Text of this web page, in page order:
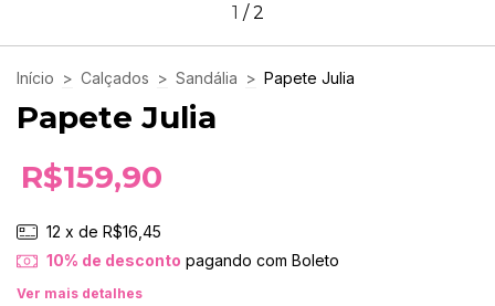
1 /2
Início > Calçados > Sandália > Papete Julia
Papete Julia
R$159,90
12 x de R$16,45
10% de desconto pagando com Boleto
Ver mais detalhes